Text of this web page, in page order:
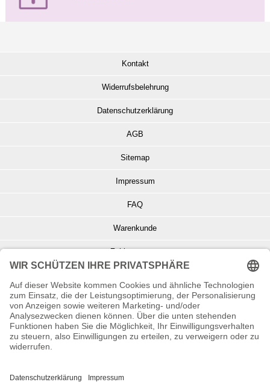
Kontakt
Widerrufsbelehrung
Datenschutzerklärung
AGB
Sitemap
Impressum
FAQ
Warenkunde
Zahlungsarten
Info zu Elektro- u. Elektronikgeräten
Batterieentsorgung
Informationen zur Echtheit von Kundenbewertungen